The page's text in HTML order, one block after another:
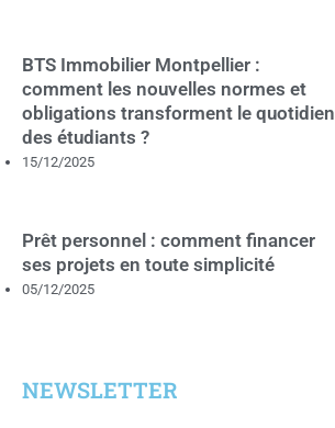
BTS Immobilier Montpellier :
comment les nouvelles normes et
obligations transforment le quotidien
des étudiants ?
15/12/2025
Prêt personnel : comment financer
ses projets en toute simplicité
05/12/2025
NEWSLETTER